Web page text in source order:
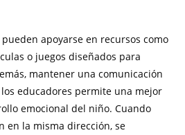
apoyarse en recursos como
o juegos diseñados para
mantener una comunicación
educadores permite una mejor
emocional del niño. Cuando
en la misma dirección, se